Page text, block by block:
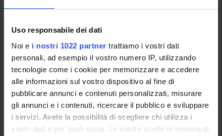
Uso responsabile dei dati
Noi e i nostri 1022 partner trattiamo i vostri dati
personali, ad esempio il vostro numero IP, utilizzando
tecnologie come i cookie per memorizzare e accedere
alle informazioni sul vostro dispositivo al fine di
pubblicare annunci e contenuti personalizzati, misurare
gli annunci e i contenuti, ricercare il pubblico e sviluppare
i servizi. Avete la possibilità di scegliere chi utilizza i
vostri dati e per quali scopi. Le vostre scelte in materia di
GOVERNANCE
COMMISSIONI
UFFICI E STRUTTURE DI SERVIZIO
SERVIZI DI SEGRETERIA STUDENTI